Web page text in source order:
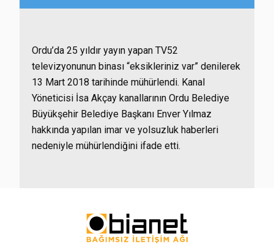
Ordu’da 25 yıldır yayın yapan TV52
televizyonunun binası “eksikleriniz var” denilerek
13 Mart 2018 tarihinde mühürlendi. Kanal
Yöneticisi İsa Akçay kanallarının Ordu Belediye
Büyükşehir Belediye Başkanı Enver Yılmaz
hakkında yapılan imar ve yolsuzluk haberleri
nedeniyle mühürlendiğini ifade etti.